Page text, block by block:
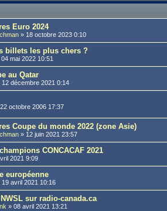
Euro 2024
» 18 octobre 2023 0:10
billets les plus chers ?
04 mai 2022 10:51
au Qatar
12 décembre 2021 0:14
22 octobre 2006 17:37
Coupe du monde 2022 (zone Asie)
» 12 juin 2021 23:57
CONCACAF 2021
2021 9:09
européenne
19 avril 2021 10:16
sur radio-canada.ca
»08 avril 2021 13:21